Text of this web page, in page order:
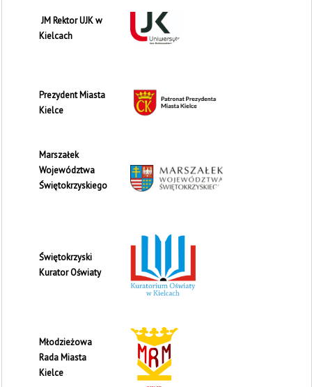
JM Rektor UJK w
Kielcach
Prezydent Miasta
Kielce
Marszałek
Województwa
Świętokrzyskiego
Świętokrzyski
Kurator Oświaty
Młodzieżowa
Rada Miasta
Kielce